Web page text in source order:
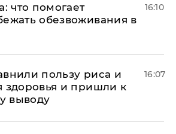
что помогает
обезвоживания в
16:10
пользу риса и
здоровья и пришли к
выводу
16:07